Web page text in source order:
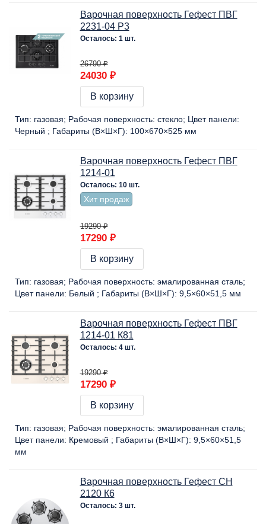
Варочная поверхность Гефест ПВГ
2231-04 P3
Осталось: 1 шт.
26790 ₽
24030 ₽
В корзину
Тип: газовая Рабочая поверхность: стекло Цвет панели:
Черный
Габариты (В×Ш×Г): 100×670×525 мм
Варочная поверхность Гефест ПВГ
1214-01
Осталось: 10 шт.
Хит продаж
19290 ₽
17290 ₽
В корзину
Тип: газовая Рабочая поверхность: эмалированная сталь
Цвет панели: Белый Габариты (В×Ш×Г): 9,5×60×51,5 мм
Варочная поверхность Гефест ПВГ
1214-01 К81
Осталось: 4 шт.
19290 ₽
17290 ₽
В корзину
Тип: газовая Рабочая поверхность: эмалированная сталь
Цвет панели: Кремовый Габариты (В×Ш×Г): 9,5×60×51,5
мм
Варочная поверхность Гефест СН
2120 К6
Осталось: 3 шт.